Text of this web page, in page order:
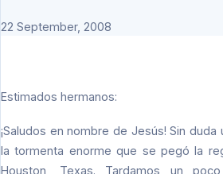
22 September, 2008
Estimados hermanos:
¡Saludos en nombre de Jesús! Sin
la tormenta enorme que se pegó la
Houston, Texas. Tardamos un